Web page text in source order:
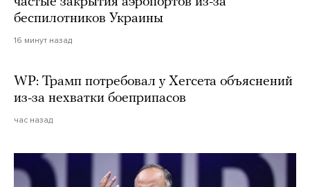
беспилотников Украины
16 минут назад
WP: Трамп потребовал у Хегсета объяснений
из-за нехватки боеприпасов
час назад